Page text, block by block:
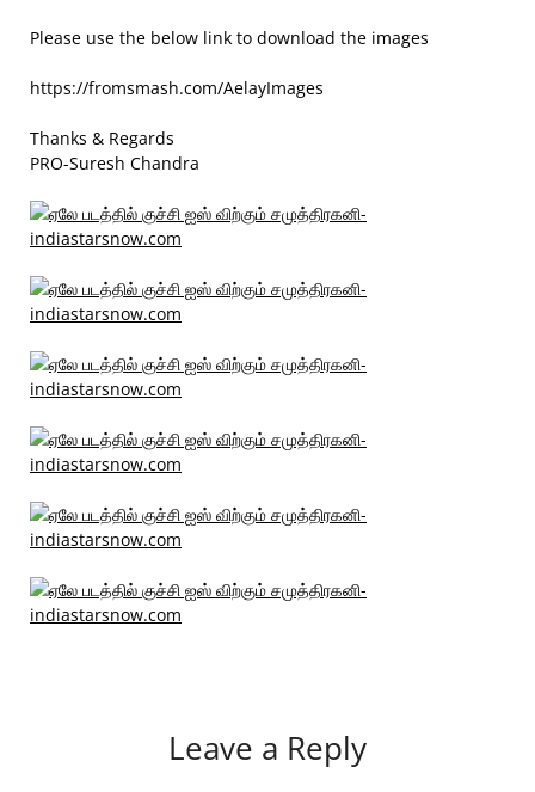
Please use the below link to download the images
https://fromsmash.com/AelayImages
Thanks & Regards
PRO-Suresh Chandra
Leave a Reply